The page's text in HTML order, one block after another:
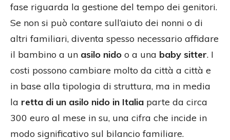
fase riguarda la gestione del tempo dei genitori.
Se non si può contare sull’aiuto dei nonni o di
altri familiari, diventa spesso necessario affidare
il bambino a un asilo nido o a una baby sitter. I
costi possono cambiare molto da città a città e
in base alla tipologia di struttura, ma in media
la retta di un asilo nido in Italia parte da circa
300 euro al mese in su, una cifra che incide in
modo significativo sul bilancio familiare.